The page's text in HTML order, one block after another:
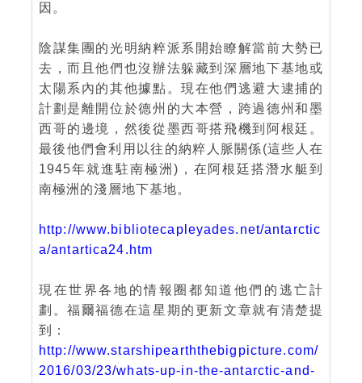
因。
陰謀集團的光明納粹派系開始瞭解當前大勢已
去，而且他們也沒辦法躲藏到深層地下基地或
太陽系內的其他據點。現在他們逃避大逮捕的
計劃是離開位於德州的大本營，跨過德州和墨
西哥的邊境，然後從墨西哥搭飛機到阿根廷。
最後他們會利用以往的納粹人脈關係(這些人在
1945年就進駐南極洲)，在阿根廷搭潛水艇到
南極洲的淺層地下基地。
http://www.bibliotecapleyades.net/antarctic
a/antartica24.htm
現在世界各地的情報圈都知道他們的逃亡計
劃。福爾福德在這星期的更新文章就有清楚提
到：
http://www.starshipearththebigpicture.com/
2016/03/23/whats-up-in-the-antarctic-and-